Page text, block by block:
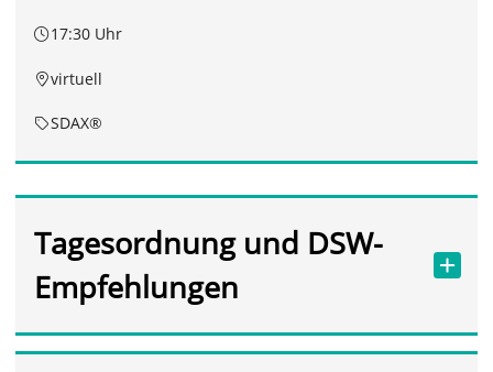
17:30 Uhr
virtuell
SDAX®
Tagesordnung und DSW-
Empfehlungen